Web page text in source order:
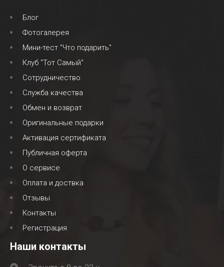
Блог
Фотогалерея
Мини-тест "Что подарить"
Клуб "Тот Самый"
Сотрудничество
Служба качества
Обмен и возврат
Оригинальные подарки
Активация сертификата
Публичная оферта
О сервисе
Оплата и доствка
Отзывы
Контакты
Регистрация
Наши контакты